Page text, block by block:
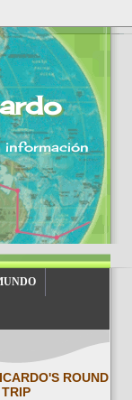
información
ROUND